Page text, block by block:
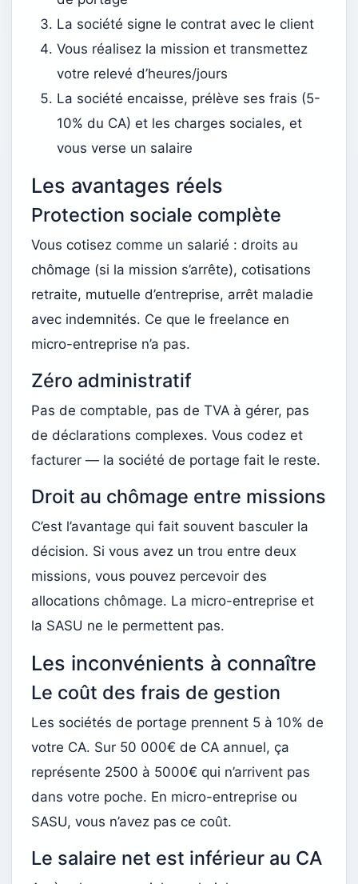
La société signe le contrat avec le client
Vous réalisez la mission et transmettez
votre relevé d’heures/jours
La société encaisse, prélève ses frais (5-
10% du CA) et les charges sociales, et
vous verse un salaire
Les avantages réels
Protection sociale complète
Vous cotisez comme un salarié : droits au
chômage (si la mission s’arrête), cotisations
retraite, mutuelle d’entreprise, arrêt maladie
avec indemnités. Ce que le freelance en
micro-entreprise n’a pas.
Zéro administratif
Pas de comptable, pas de TVA à gérer, pas
de déclarations complexes. Vous codez et
facturer — la société de portage fait le reste.
Droit au chômage entre missions
C’est l’avantage qui fait souvent basculer la
décision. Si vous avez un trou entre deux
missions, vous pouvez percevoir des
allocations chômage. La micro-entreprise et
la SASU ne le permettent pas.
Les inconvénients à connaître
Le coût des frais de gestion
Les sociétés de portage prennent 5 à 10% de
votre CA. Sur 50 000€ de CA annuel, ça
représente 2500 à 5000€ qui n’arrivent pas
dans votre poche. En micro-entreprise ou
SASU, vous n’avez pas ce coût.
Le salaire net est inférieur au CA